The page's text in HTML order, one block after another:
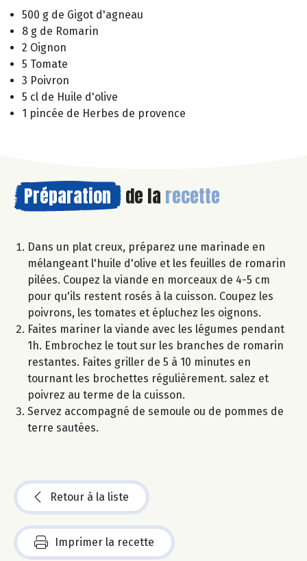
500 g de Gigot d'agneau
8 g de Romarin
2 Oignon
5 Tomate
3 Poivron
5 cl de Huile d'olive
1 pincée de Herbes de provence
Préparation de la recette
Dans un plat creux, préparez une marinade en
mélangeant l'huile d'olive et les feuilles de romarin
pilées. Coupez la viande en morceaux de 4-5 cm
pour qu'ils restent rosés à la cuisson. Coupez les
poivrons, les tomates et épluchez les oignons.
Faites mariner la viande avec les légumes pendant
1h. Embrochez le tout sur les branches de romarin
restantes. Faites griller de 5 à 10 minutes en
tournant les brochettes régulièrement. salez et
poivrez au terme de la cuisson.
Servez accompagné de semoule ou de pommes de
terre sautées.
Retour à la liste
Imprimer la recette